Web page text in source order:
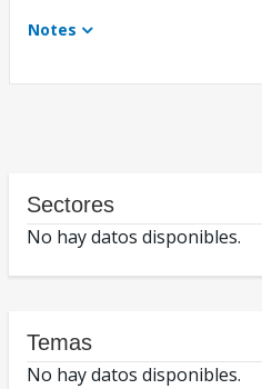
Notes
Sectores
No hay datos disponibles.
Temas
No hay datos disponibles.